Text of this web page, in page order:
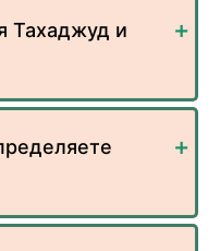
Тахаджуд и